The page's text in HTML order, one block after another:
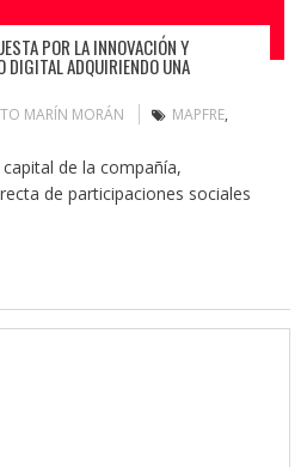
POR LA INNOVACIÓN Y
DIGITAL ADQUIRIENDO UNA
MARÍN MORÁN MAPFRE,
de la compañía,
de participaciones sociales